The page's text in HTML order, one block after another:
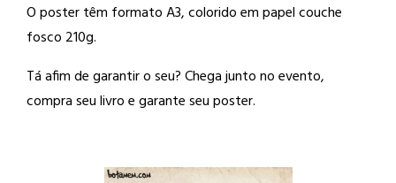
O poster têm formato A3, colorido em papel couche
fosco 210g.
Tá afim de garantir o seu? Chega junto no evento,
compra seu livro e garante seu poster.